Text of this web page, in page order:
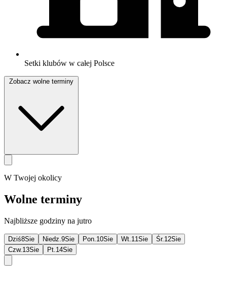
Setki klubów w całej Polsce
W Twojej okolicy
Wolne terminy
Najbliższe godziny na jutro
Dziś8Sie Niedz. 9Sie Pon. 10Sie Wt. 11Sie Śr. 12Sie
Czw. 13Sie Pt. 14Sie